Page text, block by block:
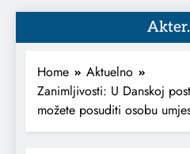
Home
Aktuelno
Zanimljivosti: U Danskoj
možete posuditi osobu